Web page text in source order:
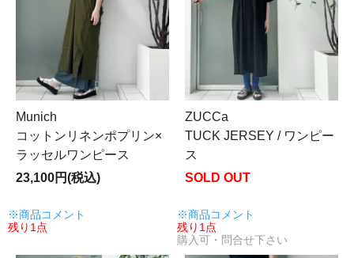
Munich
コットンリネンポプリン×
ラッセルワンピース
23,100円(税込)
※商品コメント
残り1点
ZUCCa
TUCK JERSEY / ワンピー
ス
SOLD OUT
※商品コメント
残り1点
購入可・問合せ下さい